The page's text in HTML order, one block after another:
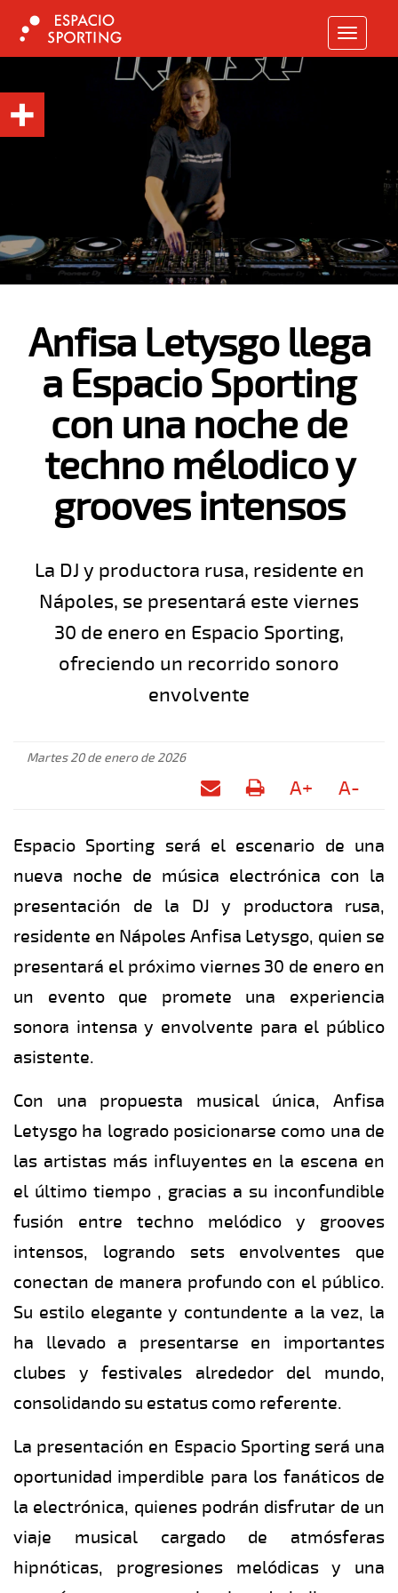
TOGGLE
Anfisa Letysgo llega
a Espacio Sporting
con una noche de
techno mélodico y
grooves intensos
La DJ y productora rusa, residente en
Nápoles, se presentará este viernes
30 de enero en Espacio Sporting,
ofreciendo un recorrido sonoro
envolvente
Martes 20 de enero de 2026
A+ A-
Espacio Sporting será el escenario de una
nueva noche de música electrónica con la
presentación de la DJ y productora rusa,
residente en Nápoles Anfisa Letysgo, quien se
presentará el próximo viernes 30 de enero en
un evento que promete una experiencia
sonora intensa y envolvente para el público
asistente.
Con una propuesta musical única, Anfisa
Letysgo ha logrado posicionarse como una de
las artistas más influyentes en la escena en
el último tiempo , gracias a su inconfundible
fusión entre techno melódico y grooves
intensos, logrando sets envolventes que
conectan de manera profundo con el público.
Su estilo elegante y contundente a la vez, la
ha llevado a presentarse en importantes
clubes y festivales alrededor del mundo,
consolidando su estatus como referente.
La presentación en Espacio Sporting será una
oportunidad imperdible para los fanáticos de
la electrónica, quienes podrán disfrutar de un
viaje musical cargado de atmósferas
hipnóticas, progresiones melódicas y una